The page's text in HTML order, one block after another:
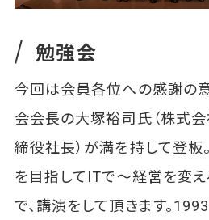
勉強会
今回は会員各位への感謝の
会会長の大塚裕司氏（株式
締役社長）が満を持して登板
を目指してITで～経営を変え
で、講演をして頂きます。